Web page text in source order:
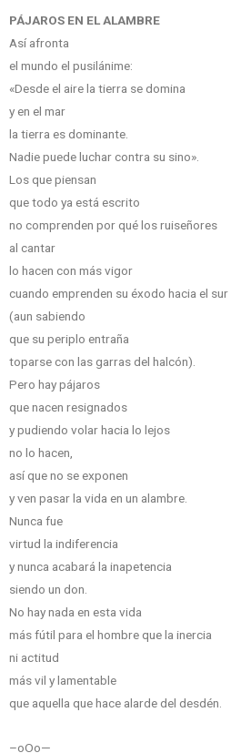
PÁJAROS EN EL ALAMBRE
Así afronta
el mundo el pusilánime:
«Desde el aire la tierra se domina
y en el mar
la tierra es dominante.
Nadie puede luchar contra su sino».
Los que piensan
que todo ya está escrito
no comprenden por qué los ruiseñores
al cantar
lo hacen con más vigor
cuando emprenden su éxodo hacia el sur
(aun sabiendo
que su periplo entraña
toparse con las garras del halcón).
Pero hay pájaros
que nacen resignados
y pudiendo volar hacia lo lejos
no lo hacen,
así que no se exponen
y ven pasar la vida en un alambre.
Nunca fue
virtud la indiferencia
y nunca acabará la inapetencia
siendo un don.
No hay nada en esta vida
más fútil para el hombre que la inercia
ni actitud
más vil y lamentable
que aquella que hace alarde del desdén.
–oOo—